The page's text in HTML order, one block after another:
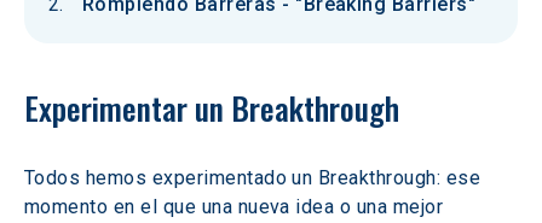
Experimentar un Breakthrough
Todos hemos experimentado un Breakthrough: ese
momento en el que una nueva idea o una mejor